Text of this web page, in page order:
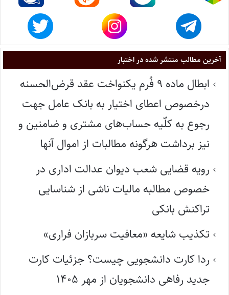
آخرین مطالب منتشر شده در اختبار
ابطال ماده ۹ فُرم یکنواخت عقد قرض‌الحسنه
درخصوص اعطای اختیار به بانک عامل جهت
رجوع به کلّیه حساب‌های مشتری و ضامنین و
نیز برداشت هرگونه مطالبات از اموال آنها
رویه قضایی شعب دیوان عدالت اداری در
خصوص مطالبه مالیات ناشی از شناسایی
تراکنش بانکی
تکذیب شایعه «معافیت سربازان فراری»
ردا کارت دانشجویی چیست؟ جزئیات کارت
جدید رفاهی دانشجویان از مهر ۱۴۰۵